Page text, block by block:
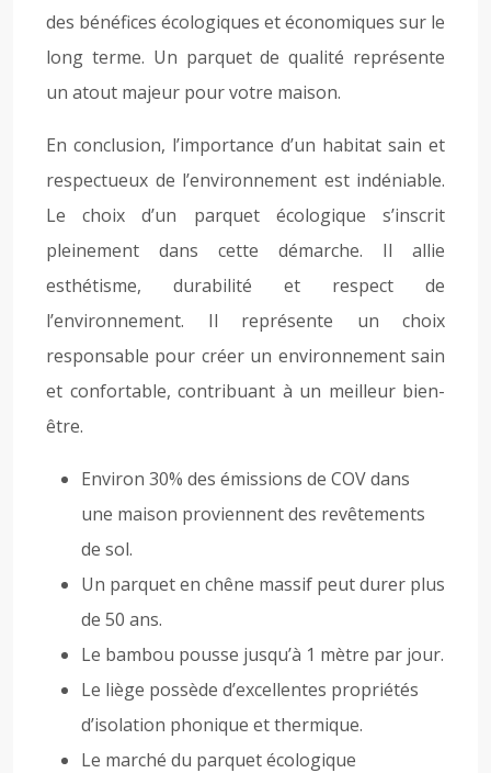
des bénéfices écologiques et économiques sur le
long terme. Un parquet de qualité représente
un atout majeur pour votre maison.
En conclusion, l’importance d’un habitat sain et
respectueux de l’environnement est indéniable.
Le choix d’un parquet écologique s’inscrit
pleinement dans cette démarche. Il allie
esthétisme, durabilité et respect de
l’environnement. Il représente un choix
responsable pour créer un environnement sain
et confortable, contribuant à un meilleur bien-
être.
Environ 30% des émissions de COV dans
une maison proviennent des revêtements
de sol.
Un parquet en chêne massif peut durer plus
de 50 ans.
Le bambou pousse jusqu’à 1 mètre par jour.
Le liège possède d’excellentes propriétés
d’isolation phonique et thermique.
Le marché du parquet écologique